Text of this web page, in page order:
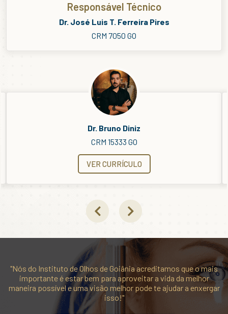
Responsável Técnico
Dr. José Luis T. Ferreira Pires
CRM 7050 GO
Dra. Danielle Diniz Ribeiro
CRM 13680 GO
VER CURRÍCULO
"Nós do Instituto de Olhos de Goiânia acreditamos que o mais
importante é estar bem para aproveitar a vida da melhor
maneira possível e uma visão melhor pode te ajudar a enxergar
isso!"